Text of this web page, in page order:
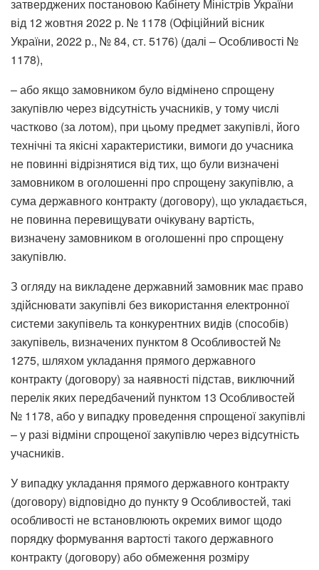
затверджених постановою Кабінету Міністрів України
від 12 жовтня 2022 р. № 1178 (Офіційний вісник
України, 2022 р., № 84, ст. 5176) (далі – Особливості №
1178),
– або якщо замовником було відмінено спрощену
закупівлю через відсутність учасників, у тому числі
частково (за лотом), при цьому предмет закупівлі, його
технічні та якісні характеристики, вимоги до учасника
не повинні відрізнятися від тих, що були визначені
замовником в оголошенні про спрощену закупівлю, а
сума державного контракту (договору), що укладається,
не повинна перевищувати очікувану вартість,
визначену замовником в оголошенні про спрощену
закупівлю.
З огляду на викладене державний замовник має право
здійснювати закупівлі без використання електронної
системи закупівель та конкурентних видів (способів)
закупівель, визначених пунктом 8 Особливостей №
1275, шляхом укладання прямого державного
контракту (договору) за наявності підстав, виключний
перелік яких передбачений пунктом 13 Особливостей
№ 1178, або у випадку проведення спрощеної закупівлі
– у разі відміни спрощеної закупівлю через відсутність
учасників.
У випадку укладання прямого державного контракту
(договору) відповідно до пункту 9 Особливостей, такі
особливості не встановлюють окремих вимог щодо
порядку формування вартості такого державного
контракту (договору) або обмеження розміру